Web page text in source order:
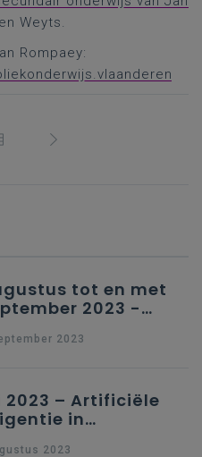
Weyts.
Rompaey:
tot en met
2023 -
2023
2023 – Artificiële
in
2023